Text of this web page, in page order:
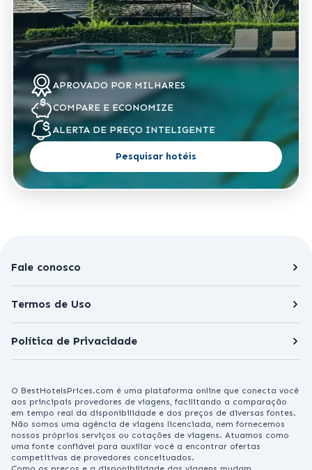
APROVADO POR MILHARES
COMPARE E ECONOMIZE
ALERTA DE PREÇO INTELIGENTE
Pesquisar hotéis
Fale conosco
Termos de Uso
Política de Privacidade
O BestHotelsPrices.com é uma plataforma online que conecta você
aos principais provedores de viagens, facilitando a comparação
em tempo real da disponibilidade e dos preços de diversas fontes.
Não somos uma agência de viagens licenciada, nem fornecemos
nossos próprios serviços ou cotações de viagens. Atuamos como
uma fonte confiável para auxiliar você a encontrar ofertas
competitivas de provedores conceituados.